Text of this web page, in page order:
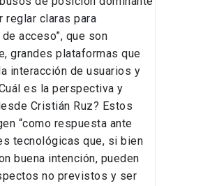
reglar claras para
de acceso”, que son
grandes plataformas que
interacción de usuarios y
es la perspectiva y
Cristián Ruz? Estos
“como respuesta ante
tecnológicas que, si bien
buena intención, pueden
no previstos y ser